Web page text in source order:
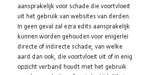
aansprakelijk voor schade die voortvloeit
uit het gebruik van websites van derden.
In geen geval zal ezra edits aansprakelijk
kunnen worden gehouden voor enigerlei
directe of indirecte schade, van welke
aard dan ook, die voortvloeit uit of in enig
opzicht verband houdt met het gebruik